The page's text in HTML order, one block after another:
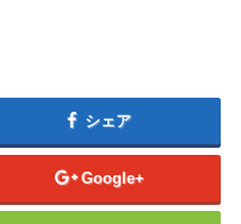
シェア
Google+